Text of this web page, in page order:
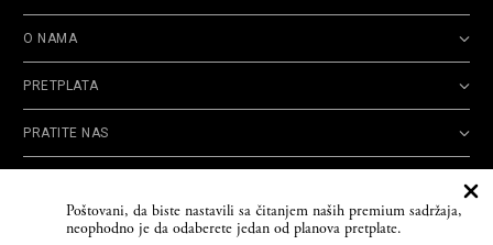
Poštovani, da biste nastavili sa čitanjem naših premium sadržaja,
neophodno je da odaberete jedan od planova pretplate.
O NAMA
PRETPLATA
PRATITE NAS
privatnosti
korišćenja
reklamacija
Policy
© 2026Velike priče- TCT News and Entertainment - Sva prava zadržana. Developed